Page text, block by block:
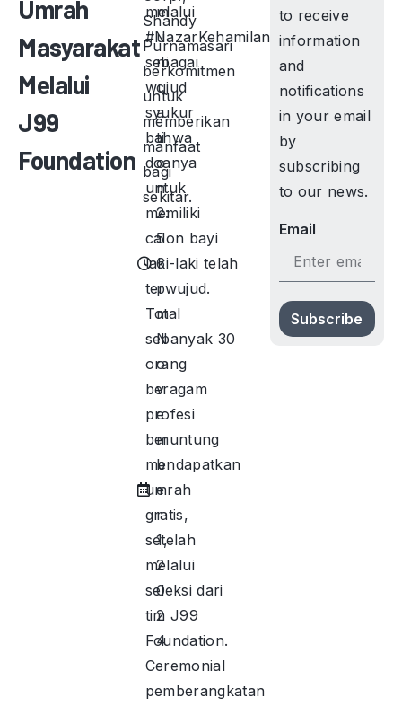
Umrah
Masyarakat
Melalui
J99
Foundation
m
u
ni
c
a
ti
o
n
2:
5
6
p
m
N
o
v
e
m
b
e
r
1,
2
0
2
4
Shandy
Purnamasari
berkomitmen
untuk
memberikan
manfaat
bagi
sekitar.
melalui
#NazarKehamilan
sebagai
wujud
syukur
bahwa
doanya
untuk
memiliki
calon bayi
laki-laki telah
terwujud.
Total
sebanyak 30
orang
beragam
profesi
beruntung
mendapatkan
umrah
gratis,
setelah
melalui
seleksi dari
tim J99
Foundation.
Ceremonial
pemberangkatan
to receive
information
and
notifications
in your email
by
subscribing
to our news.
Email
Subscribe